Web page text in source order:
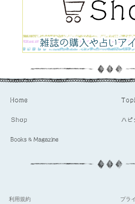
利用規約 プラ